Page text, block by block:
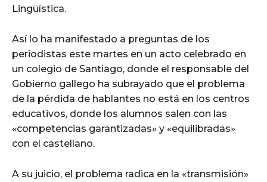
Lingüística.
Así lo ha manifestado a preguntas de los
periodistas este martes en un acto celebrado en
un colegio de Santiago, donde el responsable del
Gobierno gallego ha subrayado que el problema
de la pérdida de hablantes no está en los centros
educativos, donde los alumnos salen con las
«competencias garantizadas» y «equilibradas»
con el castellano.
A su juicio, el problema radica en la «transmisión»